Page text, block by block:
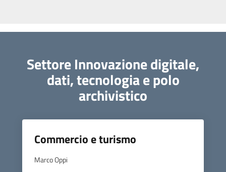
Settore Innovazione digitale,
dati, tecnologia e polo
archivistico
Commercio e turismo
Marco Oppi